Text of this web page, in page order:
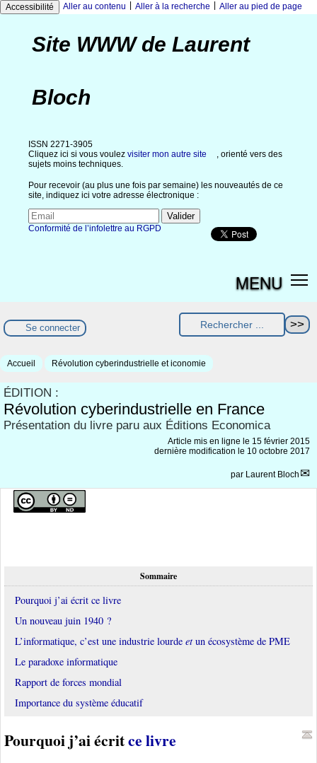
Accessibilité Aller au contenu Aller à la recherche Aller au pied de page
Site WWW de Laurent
Bloch
ISSN 2271-3905
Cliquez ici si vous voulez visiter mon autre site
, orienté vers des
sujets moins techniques.
Pour recevoir (au plus une fois par semaine) les nouveautés de ce
site, indiquez ici votre adresse électronique :
Conformité de l’infolettre au RGPD
MENU
Se connecter
Accueil Révolution cyberindustrielle et iconomie
ÉDITION :
Révolution cyberindustrielle en France
Présentation du livre paru aux Éditions Economica
Article mis en ligne le 15 février 2015
dernière modification le 10 octobre 2017
par Laurent Bloch
Sommaire
Pourquoi j’ai écrit ce livre
Un nouveau juin 1940 ?
L’informatique, c’est une industrie lourde et un écosystème de PME
Le paradoxe informatique
Rapport de forces mondial
Importance du système éducatif
Pourquoi j’ai écritce livre